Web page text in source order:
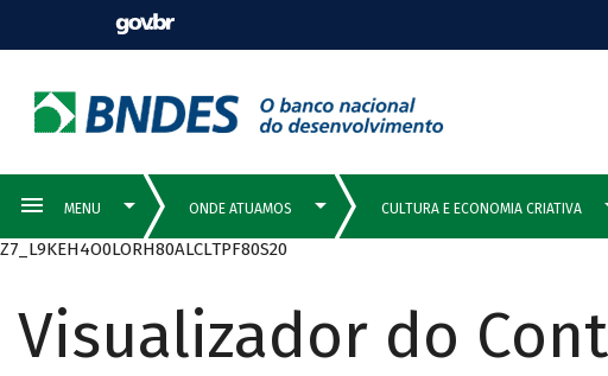
Z7_L9KEH4O0LORH80ALCLTPF80S20
Visualizador do